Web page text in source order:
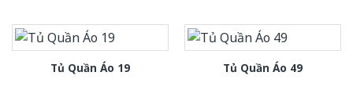
Tủ Quần Áo 19 Tủ Quần Áo 49